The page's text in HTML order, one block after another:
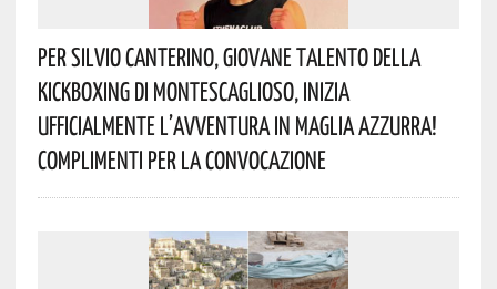
Per Silvio Canterino, Giovane Talento Della
Kickboxing Di Montescaglioso, Inizia
Ufficialmente L’avventura In Maglia Azzurra!
Complimenti Per La Convocazione